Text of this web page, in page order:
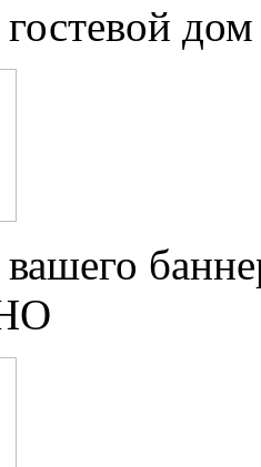
вашего